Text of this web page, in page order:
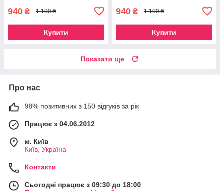
940 ₴ 1 100 ₴
Купити
940 ₴ 1 100 ₴
Купити
Показати ще
Про нас
98% позитивних з 150 відгуків за рік
Працює з 04.06.2012
м. Київ
Київ, Україна
Контакти
Сьогодні працює з 09:30 до 18:00